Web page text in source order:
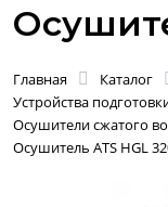
Главная Каталог
Устройства
Осушители сжатого
Осушитель ATS HGL